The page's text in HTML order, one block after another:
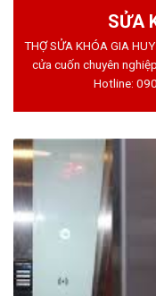
SỬA
THỢ SỬA KHÓA GIA
cửa cuốn chuyên
Hotline: